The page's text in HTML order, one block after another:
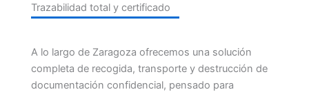
Trazabilidad total y certificado
A lo largo de Zaragoza ofrecemos una solución
completa de recogida, transporte y destrucción de
documentación confidencial, pensado para